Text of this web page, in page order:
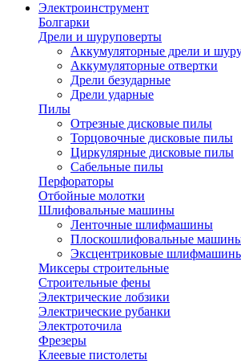
Электроинструмент
Болгарки
Дрели и шуруповерты
Аккумуляторные дрели и
Аккумуляторные отвертки
Дрели безударные
Дрели ударные
Пилы
Отрезные дисковые пилы
Торцовочные дисковые пилы
Циркулярные дисковые пилы
Сабельные пилы
Перфораторы
Отбойные молотки
Шлифовальные машины
Ленточные шлифмашины
Плоскошлифовальные
Эксцентриковые
Миксеры строительные
Строительные фены
Электрические лобзики
Электрические рубанки
Электроточила
Фрезеры
Клеевые пистолеты